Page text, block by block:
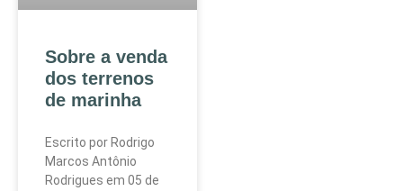
Sobre a venda
dos terrenos
de marinha
Escrito por Rodrigo
Marcos Antônio
Rodrigues em 05 de